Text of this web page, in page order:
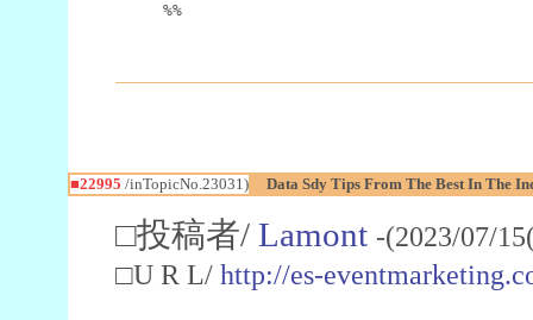
%%
■22995 /inTopicNo.23031) Data Sdy Tips From The Best In The
□投稿者/ Lamont -(2023/07/
□U R L/ http://es-